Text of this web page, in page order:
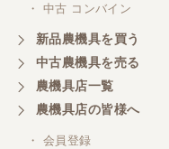
・ 中古 コンバイン
新品農機具を買う
中古農機具を売る
農機具店一覧
農機具店の皆様へ
・ 会員登録